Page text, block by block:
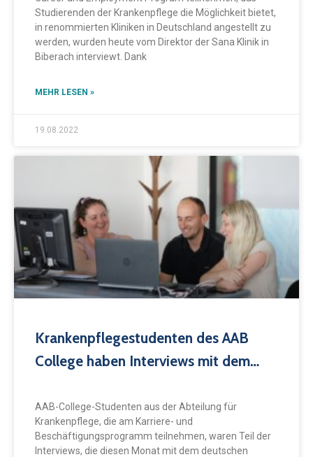
Studierenden der Krankenpflege die Möglichkeit bietet,
in renommierten Kliniken in Deutschland angestellt zu
werden, wurden heute vom Direktor der Sana Klinik in
Biberach interviewt. Dank
MEHR LESEN »
19.08.2022
Krankenpflegestudenten des AAB
College haben Interviews mit dem
AAB-College-Studenten aus der Abteilung für
Krankenpflege, die am Karriere- und
Beschäftigungsprogramm teilnehmen, waren Teil der
Interviews, die diesen Monat mit dem deutschen